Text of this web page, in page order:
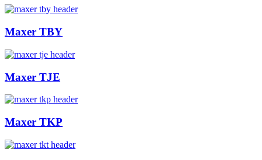
Maxer TBY
Maxer TJE
Maxer TKP